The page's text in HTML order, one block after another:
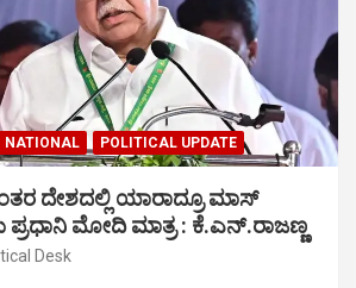
NATIONAL POLITICAL UPDATE
ದೇಶದಲ್ಲಿ ಯಾರಾದ್ರೂ ಮಾಸ್
ಪ್ರಧಾನಿ ಮೋದಿ ಮಾತ್ರ : ಕೆ.ಎನ್.ರಾಜಣ್ಣ
Desk